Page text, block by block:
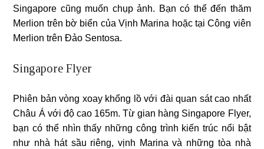
Singapore cũng muốn chụp ảnh. Bạn có thể đến thăm
Merlion trên bờ biển của Vịnh Marina hoặc tại Công viên
Merlion trên Đảo Sentosa.
Singapore Flyer
Phiên bản vòng xoay khổng lồ với đài quan sát cao nhất
Châu Á với độ cao 165m. Từ gian hàng Singapore Flyer,
bạn có thể nhìn thấy những công trình kiến ​​trúc nổi bật
như nhà hát sầu riêng, vịnh Marina và những tòa nhà